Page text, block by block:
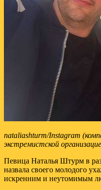
nataliashturm/Instagram
экстремистской
Певица Наталья Штурм в
назвала своего молодого
искренним и неутомимым